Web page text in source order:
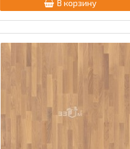
В корзину